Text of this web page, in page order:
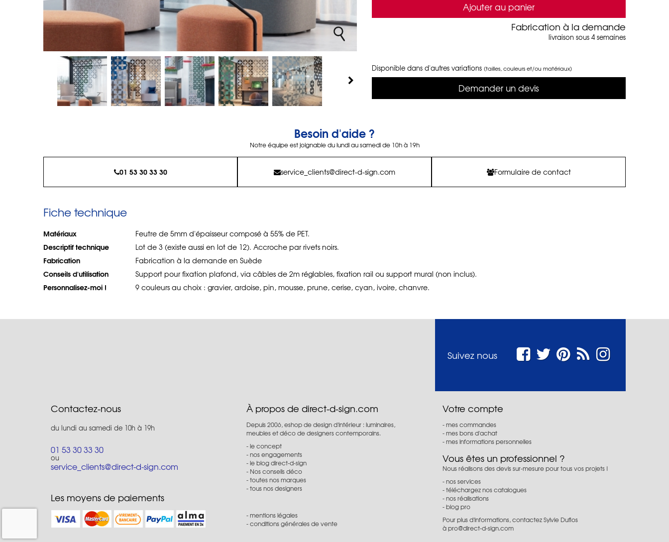
Ajouter au panier
Fabrication à la demande
livraison sous 4 semaines
Disponible dans d'autres variations (tailles, couleurs et/ou matériaux)
Demander un devis
Besoin d'aide ?
Notre équipe est joignable du lundi au samedi de 10h à 19h
01 53 30 33 30 service_clients@direct-d-sign.com Formulaire de contact
Fiche technique
Matériaux Feutre de 5mm d'épaisseur composé à 55% de PET.
Descriptif technique Lot de 3 (existe aussi en lot de 12). Accroche par rivets noirs.
Fabrication Fabrication à la demande en Suède
Conseils d'utilisation Support pour fixation plafond, via câbles de 2m réglables, fixation rail ou support mural (non inclus).
Personnalisez-moi ! 9 couleurs au choix : gravier, ardoise, pin, mousse, prune, cerise, cyan, ivoire, chanvre.
Suivez nous
Contactez-nous
du lundi au samedi de 10h à 19h
01 53 30 33 30
ou
service_clients@direct-d-sign.com
Les moyens de paiements
À propos de direct-d-sign.com
Depuis 2006, eshop de design d'intérieur : luminaires,
meubles et déco de designers contemporains.
le concept
nos engagements
le blog direct-d-sign
Nos conseils déco
toutes nos marques
tous nos designers
mentions légales
conditions générales de vente
Votre compte
mes commandes
mes bons d'achat
mes informations personnelles
Vous êtes un professionnel ?
Nous réalisons des devis sur-mesure pour tous vos projets !
nos services
téléchargez nos catalogues
nos réalisations
blog pro
Pour plus d'informations, contactez Sylvie Duflos
àpro@direct-d-sign.com